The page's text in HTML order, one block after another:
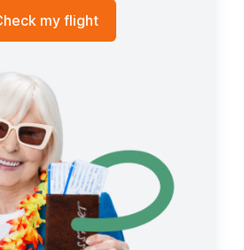
my flight